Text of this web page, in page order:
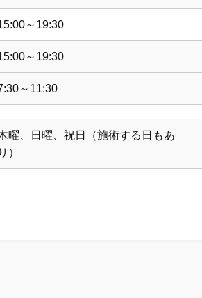
～19:30
～19:30
～11:30
曜、日曜、祝日（施術する日もあ
り）